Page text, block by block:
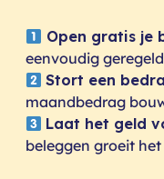
Open gratis je
eenvoudig
Stort een
maandbedrag
Laat het geld
beleggen groeit